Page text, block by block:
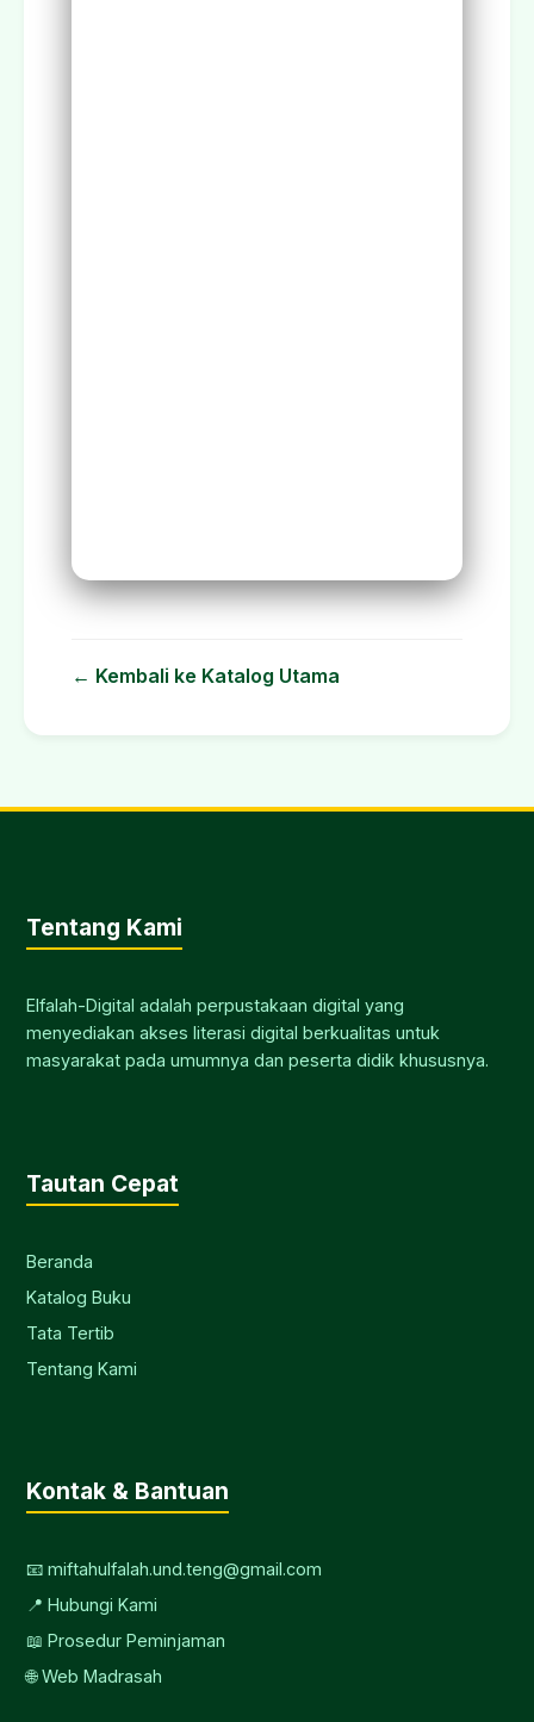
← Kembali ke Katalog Utama
Tentang Kami
Elfalah-Digital adalah perpustakaan digital yang
menyediakan akses literasi digital berkualitas untuk
masyarakat pada umumnya dan peserta didik khususnya.
Tautan Cepat
Beranda
Katalog Buku
Tata Tertib
Tentang Kami
Kontak & Bantuan
📧 miftahulfalah.und.teng@gmail.com
📍 Hubungi Kami
📖 Prosedur Peminjaman
🌐 Web Madrasah